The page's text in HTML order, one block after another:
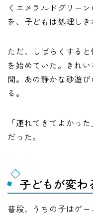
くエメラルドグリー
を、子どもは処理し
ただ、しばらくする
を始めていた。きれ
間。あの静かな砂遊
る。
「連れてきてよかっ
だった。
子どもが変わ
普段、うちの子はゲ